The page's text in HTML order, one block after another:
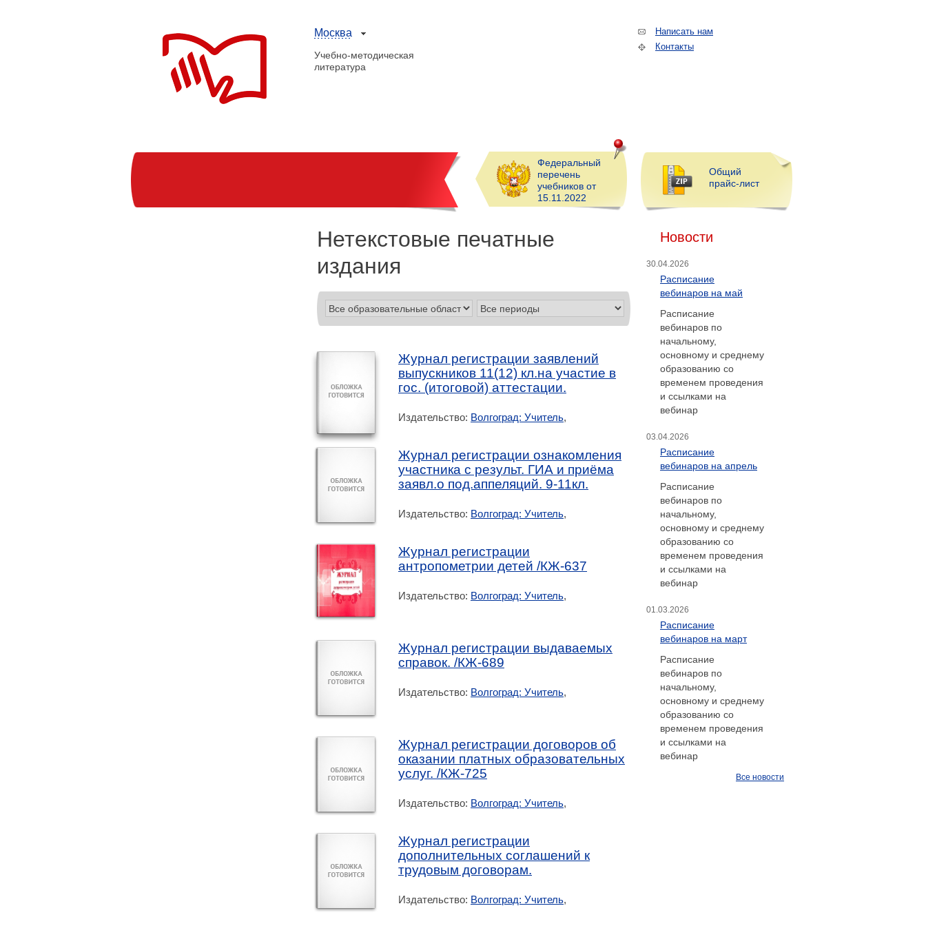
Москва
Учебно-методическая
литература
Написать нам
Контакты
Федеральный
перечень
учебников от
15.11.2022
Общий
прайс-лист
Нетекстовые печатные
издания
Журнал регистрации заявлений
выпускников 11(12) кл.на участие в
гос. (итоговой) аттестации.
Издательство: Волгоград: Учитель,
Журнал регистрации ознакомления
участника с результ. ГИА и приёма
заявл.о под.аппеляций. 9-11кл.
Издательство: Волгоград: Учитель,
Журнал регистрации
антропометрии детей /КЖ-637
Издательство: Волгоград: Учитель,
Журнал регистрации выдаваемых
справок. /КЖ-689
Издательство: Волгоград: Учитель,
Журнал регистрации договоров об
оказании платных образовательных
услуг. /КЖ-725
Издательство: Волгоград: Учитель,
Журнал регистрации
дополнительных соглашений к
трудовым договорам.
Издательство: Волгоград: Учитель,
Новости
30.04.2026
Расписание
вебинаров на май
Расписание
вебинаров по
начальному,
основному и среднему
образованию со
временем проведения
и ссылками на
вебинар
03.04.2026
Расписание
вебинаров на апрель
Расписание
вебинаров по
начальному,
основному и среднему
образованию со
временем проведения
и ссылками на
вебинар
01.03.2026
Расписание
вебинаров на март
Расписание
вебинаров по
начальному,
основному и среднему
образованию со
временем проведения
и ссылками на
вебинар
Все новости